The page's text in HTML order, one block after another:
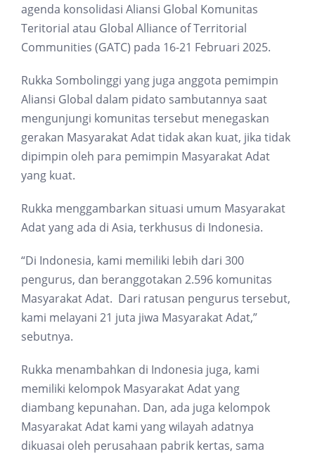
agenda konsolidasi Aliansi Global Komunitas
Teritorial atau Global Alliance of Territorial
Communities (GATC) pada 16-21 Februari 2025.
Rukka Sombolinggi yang juga anggota pemimpin
Aliansi Global dalam pidato sambutannya saat
mengunjungi komunitas tersebut menegaskan
gerakan Masyarakat Adat tidak akan kuat, jika tidak
dipimpin oleh para pemimpin Masyarakat Adat
yang kuat.
Rukka menggambarkan situasi umum Masyarakat
Adat yang ada di Asia, terkhusus di Indonesia.
“Di Indonesia, kami memiliki lebih dari 300
pengurus, dan beranggotakan 2.596 komunitas
Masyarakat Adat. Dari ratusan pengurus tersebut,
kami melayani 21 juta jiwa Masyarakat Adat,”
sebutnya.
Rukka menambahkan di Indonesia juga, kami
memiliki kelompok Masyarakat Adat yang
diambang kepunahan. Dan, ada juga kelompok
Masyarakat Adat kami yang wilayah adatnya
dikuasai oleh perusahaan pabrik kertas, sama